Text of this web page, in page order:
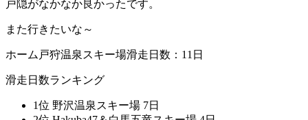
戸隠がなかなか良かったです。
また行きたいな～
ホーム戸狩温泉スキー場滑走日数：11日
滑走日数ランキング
1位 野沢温泉スキー場 7日